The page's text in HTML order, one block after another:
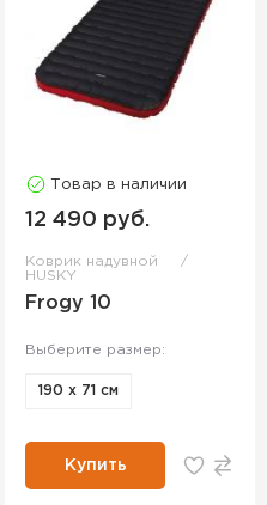
Товар в наличии
12 490 руб.
Коврик надувной
HUSKY
Frogy 10
Выберите размер:
190 x 71 см
Купить